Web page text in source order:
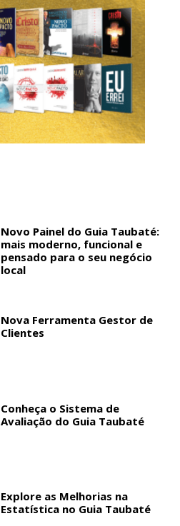
Novo Painel do Guia Taubaté:
mais moderno, funcional e
pensado para o seu negócio
local
Nova Ferramenta Gestor de
Clientes
Conheça o Sistema de
Avaliação do Guia Taubaté
Explore as Melhorias na
Estatística no Guia Taubaté